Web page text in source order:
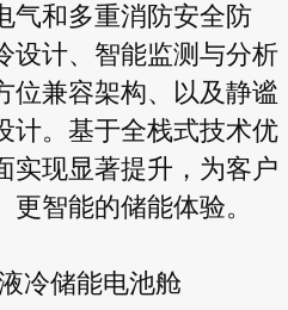
气和多重消防安全防
设计、智能监测与分析
位兼容架构、以及静谧
计。基于全栈式技术优
实现显著提升，为客户
智能的储能体验。
冷储能电池舱